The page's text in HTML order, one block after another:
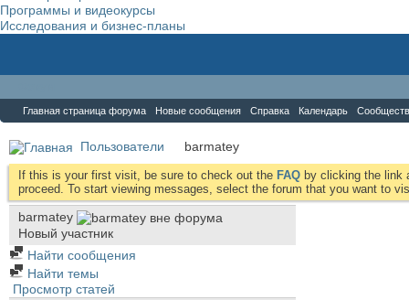
Программы и видеокурсы
Исследования и бизнес-планы
Главная страница форума Новые сообщения Справка Календарь
Пользователи barmatey
If this is your first visit, be sure to check out the FAQ by clicking the link
proceed. To start viewing messages, select the forum that you want to
barmatey
Новый участник
Найти сообщения
Найти темы
Просмотр статей